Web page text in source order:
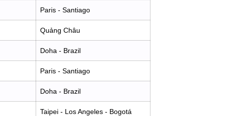
Paris - Santiago
Quảng Châu
Doha - Brazil
Paris - Santiago
Doha - Brazil
Taipei - Los Angeles - Bogotá